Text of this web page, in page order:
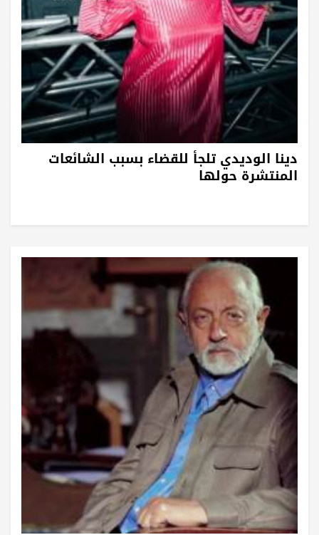
دينا الوديدي تلجأ للقضاء بسبب الشائعات
المنتشرة حولها